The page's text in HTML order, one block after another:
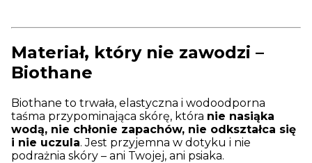
Materiał, który nie zawodzi –
Biothane
Biothane to trwała, elastyczna i wodoodporna
taśma przypominająca skórę, która nie nasiąka
wodą, nie chłonie zapachów, nie odkształca się
i nie uczula. Jest przyjemna w dotyku i nie
podrażnia skóry – ani Twojej, ani psiaka.